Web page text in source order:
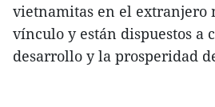
vietnamitas en el extranjero
vínculo y están dispuestos a
desarrollo y la prosperidad